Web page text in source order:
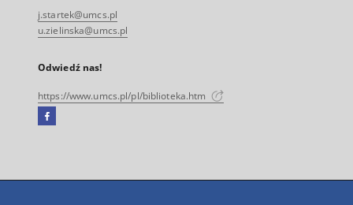
j.startek@umcs.pl
u.zielinska@umcs.pl
Odwiedź nas!
https://www.umcs.pl/pl/biblioteka.htm
Facebook
się